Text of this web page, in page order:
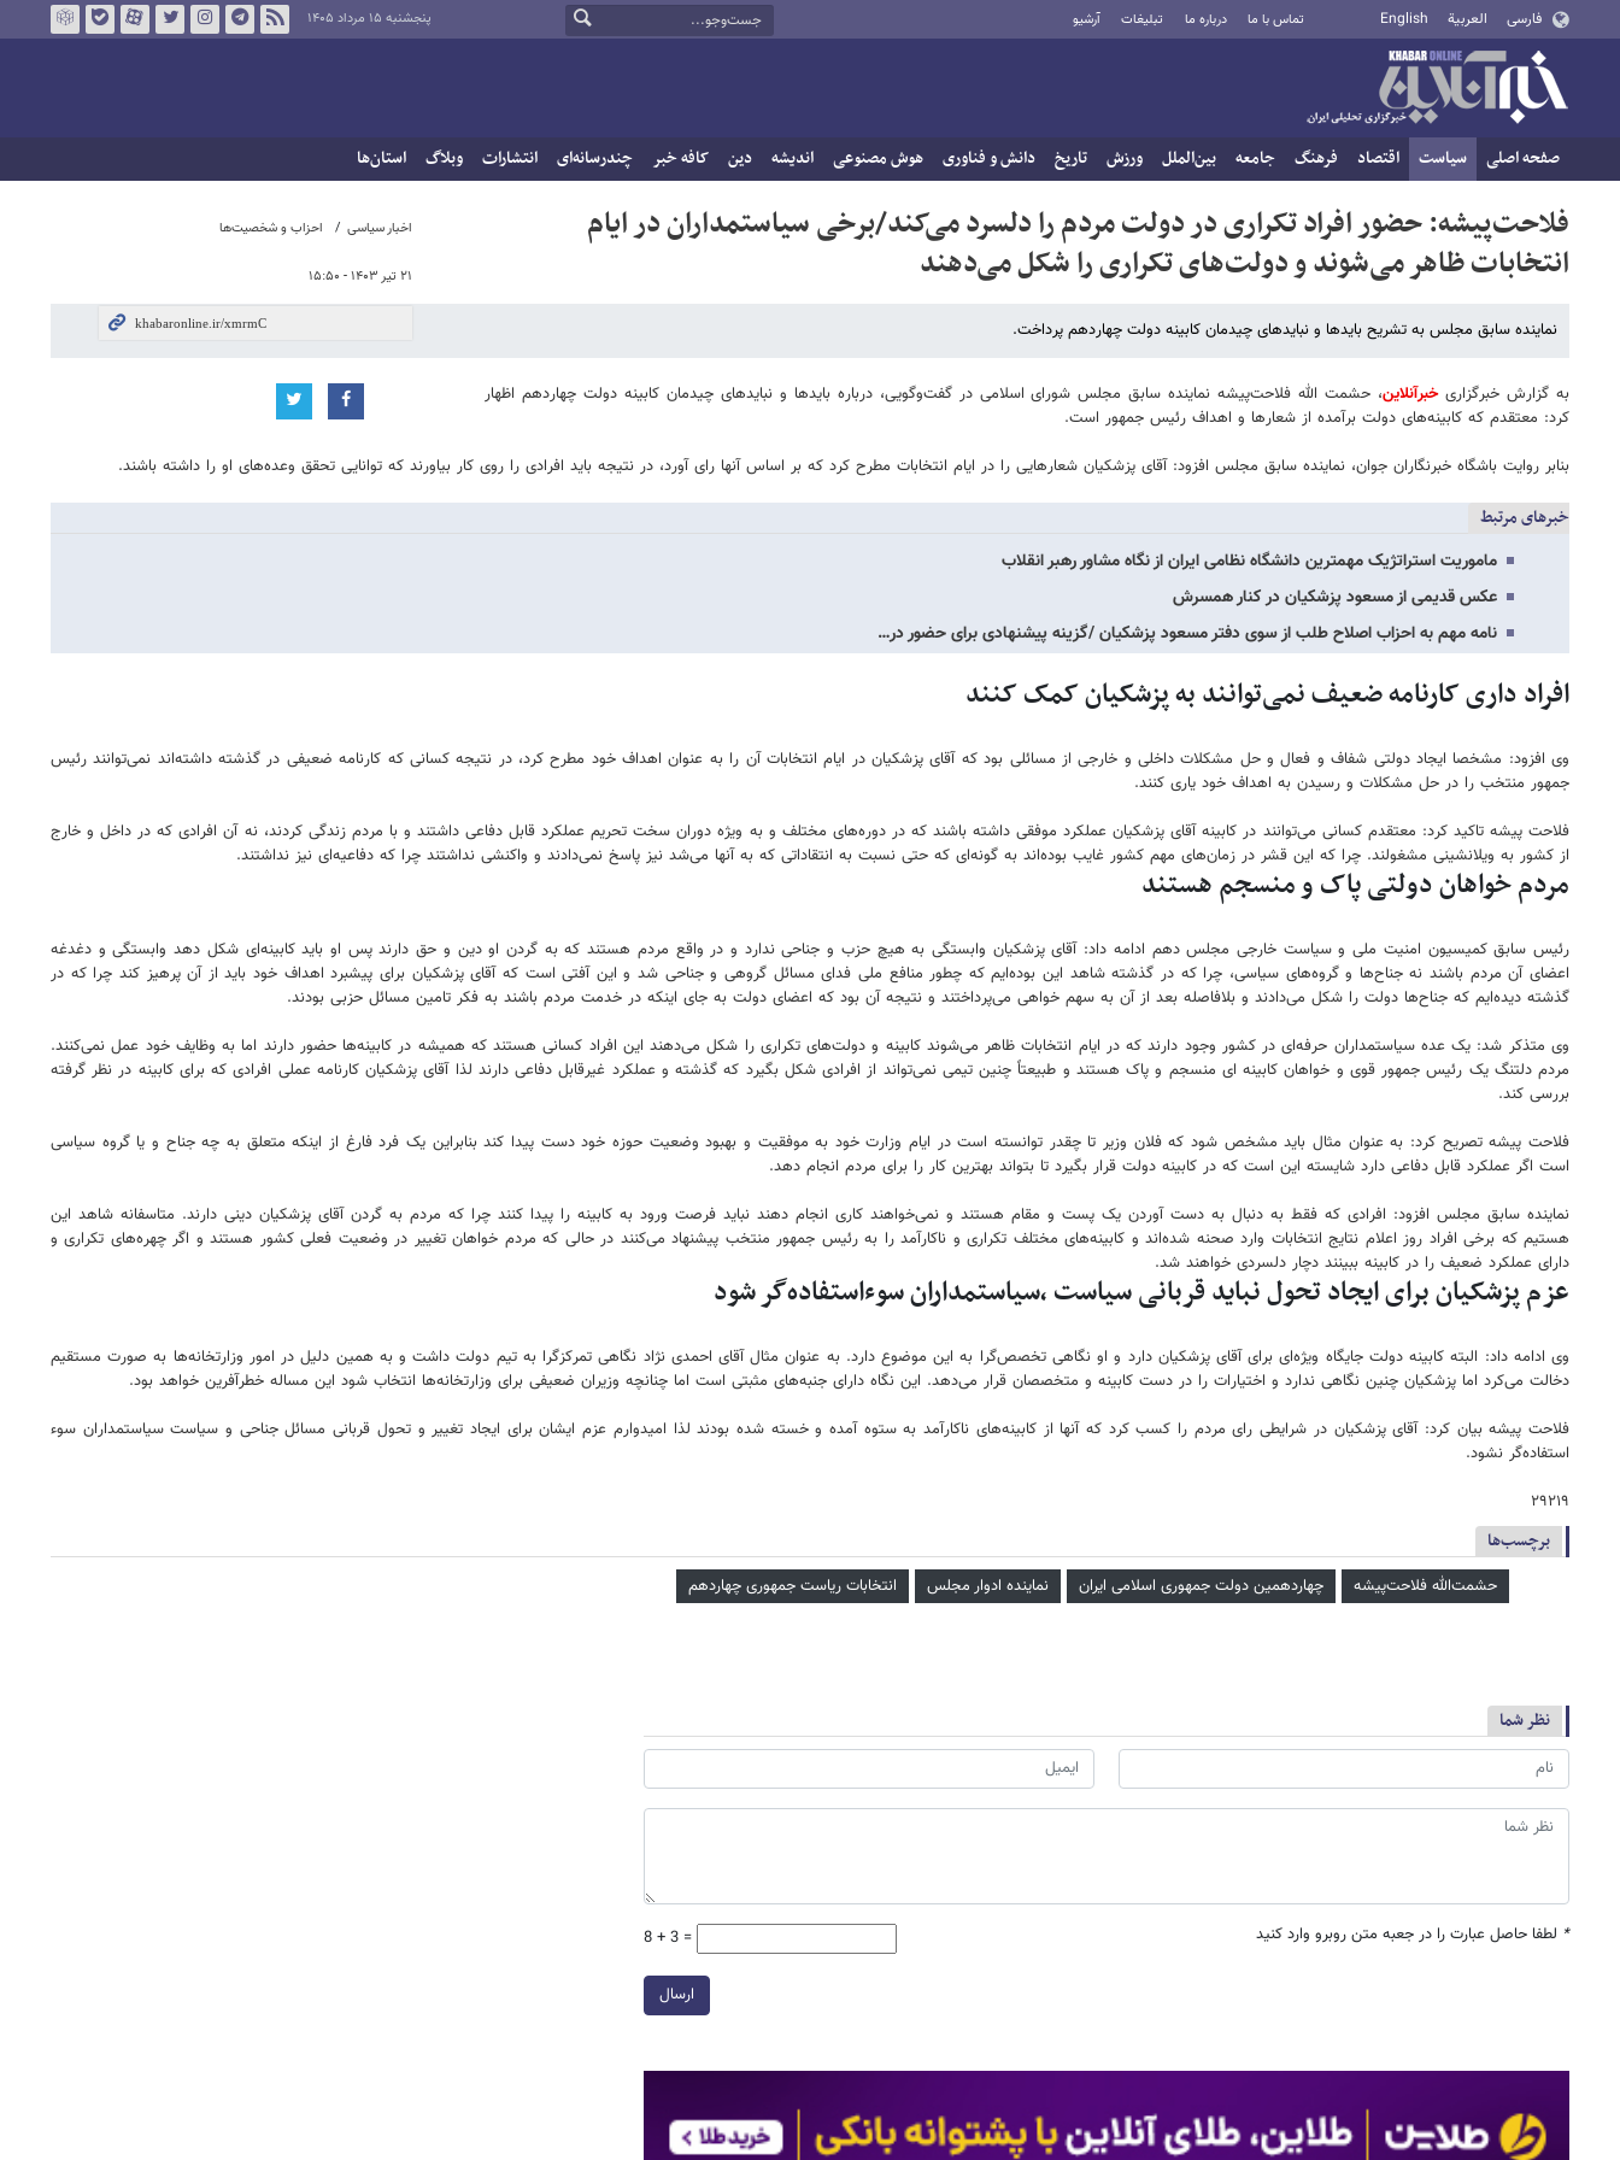
فارسی العربية English تماس با ما درباره ما تبلیغات آرشیو پنجشنبه ۱۵ مرداد ۱۴۰۵
صفحه اصلی سیاست اقتصاد فرهنگ جامعه بین‌الملل ورزش تاریخ دانش و فناوری هوش مصنوعی اندیشه دین کافه خبر چندرسانه‌ای انتشارات وبلاگ استان‌ها
اخبار سیاسی احزاب و شخصیت‌ها
۲۱ تیر ۱۴۰۳ - ۱۵:۵۰
فلاحت‌پیشه: حضور افراد تکراری در دولت مردم را دلسرد می‌کند/برخی سیاستمداران در ایام
انتخابات ظاهر می‌شوند و دولت‌های تکراری را شکل می‌دهند
نماینده سابق مجلس به تشریح بایدها و نبایدهای چیدمان کابینه دولت چهاردهم پرداخت.
به گزارش خبرگزاریخبرآنلاین، حشمت الله فلاحت‌پیشه نماینده سابق مجلس شورای اسلامی در گفت‌وگویی، درباره بایدها و نبایدهای چیدمان کابینه دولت چهاردهم اظهار
کرد: معتقدم که کابینه‌های دولت برآمده از شعارها و اهداف رئیس جمهور است.
بنابر روایت باشگاه خبرنگاران جوان، نماینده سابق مجلس افزود: آقای پزشکیان شعارهایی را در ایام انتخابات مطرح کرد که بر اساس آنها رای آورد، در نتیجه باید افرادی را روی کار بیاورند که توانایی تحقق وعده‌های او را داشته باشند.
خبرهای مرتبط
ماموریت استراتژیک مهمترین دانشگاه نظامی ایران از نگاه مشاور رهبر انقلاب
عکس قدیمی از مسعود پزشکیان در کنار همسرش
نامه مهم به احزاب اصلاح طلب از سوی دفتر مسعود پزشکیان /گزینه پیشنهادی برای حضور در…
افراد داری کارنامه ضعیف نمی‌توانند به پزشکیان کمک کنند
وی افزود: مشخصا ایجاد دولتی شفاف و فعال و حل مشکلات داخلی و خارجی از مسائلی بود که آقای پزشکیان در ایام انتخابات آن را به عنوان اهداف خود مطرح کرد، در نتیجه کسانی که کارنامه ضعیفی در گذشته داشته‌اند نمی‌توانند رئیس
جمهور منتخب را در حل مشکلات و رسیدن به اهداف خود یاری کنند.
فلاحت پیشه تاکید کرد: معتقدم کسانی می‌توانند در کابینه آقای پزشکیان عملکرد موفقی داشته باشند که در دوره‌های مختلف و به ویژه دوران سخت تحریم عملکرد قابل دفاعی داشتند و با مردم زندگی کردند، نه آن افرادی که در داخل و خارج
از کشور به ویلانشینی مشغولند. چرا که این قشر در زمان‌های مهم کشور غایب بوده‌اند به گونه‌ای که حتی نسبت به انتقاداتی که به آنها می‌شد نیز پاسخ نمی‌دادند و واکنشی نداشتند چرا که دفاعیه‌ای نیز نداشتند.
مردم خواهان دولتی پاک و منسجم هستند
رئیس سابق کمیسیون امنیت ملی و سیاست خارجی مجلس دهم ادامه داد: آقای پزشکیان وابستگی به هیچ حزب و جناحی ندارد و در واقع مردم هستند که به گردن او دین و حق دارند پس او باید کابینه‌ای شکل دهد وابستگی و دغدغه
اعضای آن مردم باشند نه جناح‌ها و گروه‌های سیاسی، چرا که در گذشته شاهد این بوده‌ایم که چطور منافع ملی فدای مسائل گروهی و جناحی شد و این آفتی است که آقای پزشکیان برای پیشبرد اهداف خود باید از آن پرهیز کند چرا که در
گذشته دیده‌ایم که جناح‌ها دولت را شکل می‌دادند و بلافاصله بعد از آن به سهم خواهی می‌پرداختند و نتیجه آن بود که اعضای دولت به جای اینکه در خدمت مردم باشند به فکر تامین مسائل حزبی بودند.
وی متذکر شد: یک عده سیاستمداران حرفه‌ای در کشور وجود دارند که در ایام انتخابات ظاهر می‌شوند کابینه و دولت‌های تکراری را شکل می‌دهند این افراد کسانی هستند که همیشه در کابینه‌ها حضور دارند اما به وظایف خود عمل نمی‌کنند.
مردم دلتنگ یک رئیس جمهور قوی و خواهان کابینه ای منسجم و پاک هستند و طبیعتاً چنین تیمی نمی‌تواند از افرادی شکل بگیرد که گذشته و عملکرد غیرقابل دفاعی دارند لذا آقای پزشکیان کارنامه عملی افرادی که برای کابینه در نظر گرفته
بررسی کند.
فلاحت پیشه تصریح کرد: به عنوان مثال باید مشخص شود که فلان وزیر تا چقدر توانسته است در ایام وزارت خود به موفقیت و بهبود وضعیت حوزه خود دست پیدا کند بنابراین یک فرد فارغ از اینکه متعلق به چه جناح و یا گروه سیاسی
است اگر عملکرد قابل دفاعی دارد شایسته این است که در کابینه دولت قرار بگیرد تا بتواند بهترین کار را برای مردم انجام دهد.
نماینده سابق مجلس افزود: افرادی که فقط به دنبال به دست آوردن یک پست و مقام هستند و نمی‌خواهند کاری انجام دهند نباید فرصت ورود به کابینه را پیدا کنند چرا که مردم به گردن آقای پزشکیان دینی دارند. متاسفانه شاهد این
هستیم که برخی افراد روز اعلام نتایج انتخابات وارد صحنه شده‌اند و کابینه‌های مختلف تکراری و ناکارآمد را به رئیس جمهور منتخب پیشنهاد می‌کنند در حالی که مردم خواهان تغییر در وضعیت فعلی کشور هستند و اگر چهره‌های تکراری و
دارای عملکرد ضعیف را در کابینه ببینند دچار دلسردی خواهند شد.
عزم پزشکیان برای ایجاد تحول نباید قربانی سیاست ،سیاستمداران سوءاستفاده‌گر شود
وی ادامه داد: البته کابینه دولت جایگاه ویژه‌ای برای آقای پزشکیان دارد و او نگاهی تخصص‌گرا به این موضوع دارد. به عنوان مثال آقای احمدی نژاد نگاهی تمرکزگرا به تیم دولت داشت و به همین دلیل در امور وزارتخانه‌ها به صورت مستقیم
دخالت می‌کرد اما پزشکیان چنین نگاهی ندارد و اختیارات را در دست کابینه و متخصصان قرار می‌دهد. این نگاه دارای جنبه‌های مثبتی است اما چنانچه وزیران ضعیفی برای وزارتخانه‌ها انتخاب شود این مساله خطرآفرین خواهد بود.
فلاحت پیشه بیان کرد: آقای پزشکیان در شرایطی رای مردم را کسب کرد که آنها از کابینه‌های ناکارآمد به ستوه آمده و خسته شده بودند لذا امیدوارم عزم ایشان برای ایجاد تغییر و تحول قربانی مسائل جناحی و سیاست سیاستمداران سوء
استفاده‌گر نشود.
۲۹۲۱۹
برچسب‌ها
حشمت‌الله فلاحت‌پیشه چهاردهمین دولت جمهوری اسلامی ایران نماینده ادوار مجلس انتخابات ریاست جمهوری چهاردهم
نظر شما
* لطفا حاصل عبارت را در جعبه متن روبرو وارد کنید 8 + 3 =
ارسال